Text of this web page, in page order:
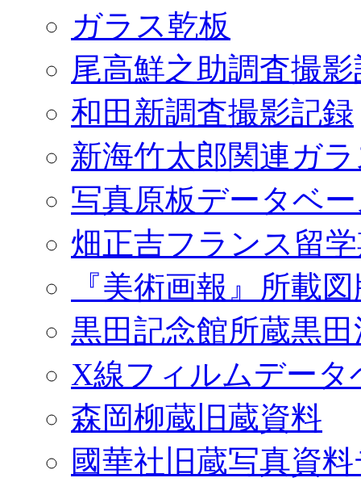
ガラス乾板
尾高鮮之助調査撮
和田新調査撮影記録
新海竹太郎関連ガ
写真原板データベ
畑正吉フランス留
『美術画報』所載
黒田記念館所蔵黒
X線フィルムデータ
森岡柳蔵旧蔵資料
國華社旧蔵写真資